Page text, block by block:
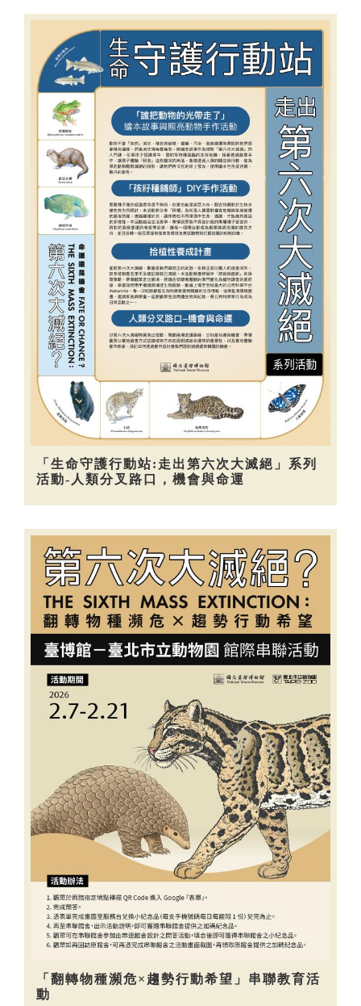
「生命守護行動站:走出第六次大滅絕」系列
活動-人類分叉路口，機會與命運
「翻轉物種瀕危×趨勢行動希望」串聯教育活
動